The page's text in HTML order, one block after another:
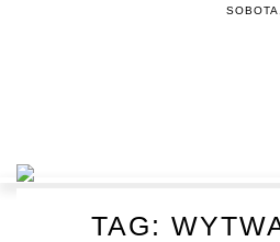
TAG: